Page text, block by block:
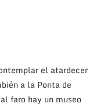
el atardecer
a la Ponta de
faro hay un museo